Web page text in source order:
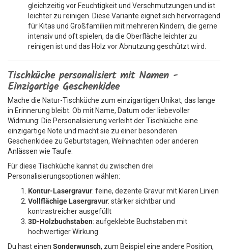
gleichzeitig vor Feuchtigkeit und Verschmutzungen und ist
leichter zu reinigen. Diese Variante eignet sich hervorragend
für Kitas und Großfamilien mit mehreren Kindern, die gerne
intensiv und oft spielen, da die Oberfläche leichter zu
reinigen ist und das Holz vor Abnutzung geschützt wird.
Tischküche personalisiert mit Namen -
Einzigartige Geschenkidee
Mache die Natur-Tischküche zum einzigartigen Unikat, das lange
in Erinnerung bleibt. Ob mit Name, Datum oder liebevoller
Widmung: Die Personalisierung verleiht der Tischküche eine
einzigartige Note und macht sie zu einer besonderen
Geschenkidee zu Geburtstagen, Weihnachten oder anderen
Anlässen wie Taufe.
Für diese Tischküche kannst du zwischen drei
Personalisierungsoptionen wählen:
Kontur-Lasergravur: feine, dezente Gravur mit klaren Linien
Vollflächige Lasergravur: stärker sichtbar und
kontrastreicher ausgefüllt
3D-Holzbuchstaben: aufgeklebte Buchstaben mit
hochwertiger Wirkung
Du hast einen Sonderwunsch, zum Beispiel eine andere Position,